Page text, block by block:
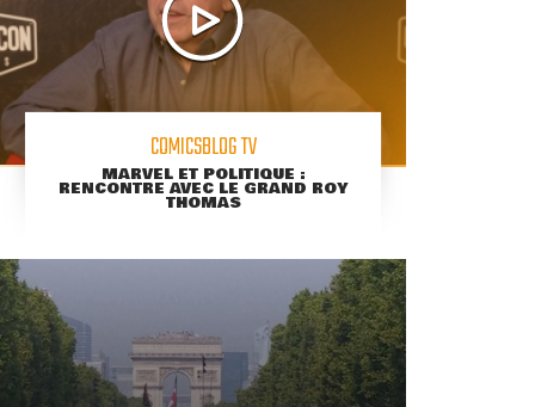
COMICSBLOG TV
MARVEL ET POLITIQUE :
RENCONTRE AVEC LE GRAND ROY
THOMAS